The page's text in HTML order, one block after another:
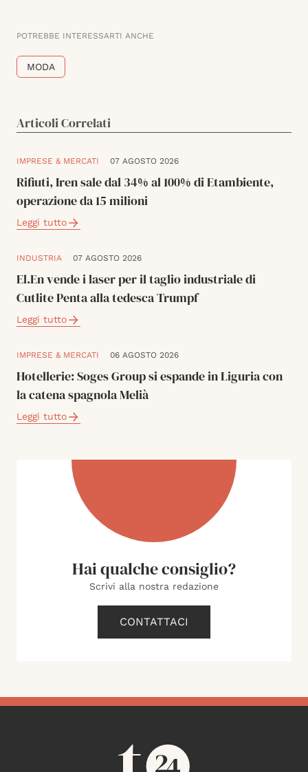
POTREBBE INTERESSARTI ANCHE
MODA
Articoli Correlati
IMPRESE & MERCATI 07 AGOSTO 2026
Rifiuti, Iren sale dal 34% al 100% di Etambiente,
operazione da 15 milioni
Leggi tutto
INDUSTRIA 07 AGOSTO 2026
El.En vende i laser per il taglio industriale di
Cutlite Penta alla tedesca Trumpf
Leggi tutto
IMPRESE & MERCATI 06 AGOSTO 2026
Hotellerie: Soges Group si espande in Liguria con
la catena spagnola Melià
Leggi tutto
Hai qualche consiglio?
Scrivi alla nostra redazione
CONTATTACI